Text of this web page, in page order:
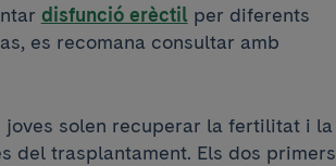
disfunció erèctil per diferents
es recomana consultar amb
joves solen recuperar la fertilitat i la
del trasplantament. Els dos primers